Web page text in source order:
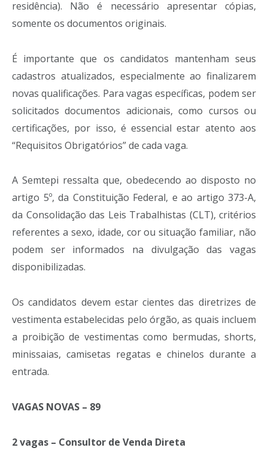
residência). Não é necessário apresentar cópias,
somente os documentos originais.
É importante que os candidatos mantenham seus
cadastros atualizados, especialmente ao finalizarem
novas qualificações. Para vagas específicas, podem ser
solicitados documentos adicionais, como cursos ou
certificações, por isso, é essencial estar atento aos
“Requisitos Obrigatórios” de cada vaga.
A Semtepi ressalta que, obedecendo ao disposto no
artigo 5º, da Constituição Federal, e ao artigo 373-A,
da Consolidação das Leis Trabalhistas (CLT), critérios
referentes a sexo, idade, cor ou situação familiar, não
podem ser informados na divulgação das vagas
disponibilizadas.
Os candidatos devem estar cientes das diretrizes de
vestimenta estabelecidas pelo órgão, as quais incluem
a proibição de vestimentas como bermudas, shorts,
minissaias, camisetas regatas e chinelos durante a
entrada.
VAGAS NOVAS – 89
2 vagas – Consultor de Venda Direta